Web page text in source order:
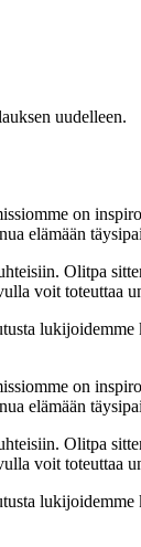
uudelleen.
on
elämään
Olitpa
voit toteuttaa
lukijoidemme
on
elämään
Olitpa
voit toteuttaa
lukijoidemme